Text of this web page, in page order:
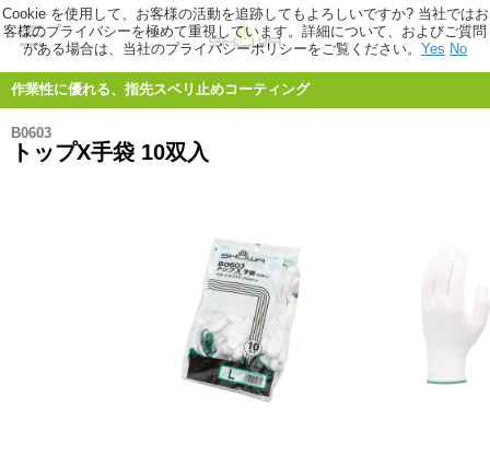
作業性に優れる、指先スベリ止めコーティング
B0603
トップX手袋 10双入
Cookie を使用して、お客様の活動を追跡してもよろしいですか? 当社ではお
客様のプライバシーを極めて重視しています。詳細について、およびご質問
がある場合は、当社のプライバシーポリシーをご覧ください。 Yes No